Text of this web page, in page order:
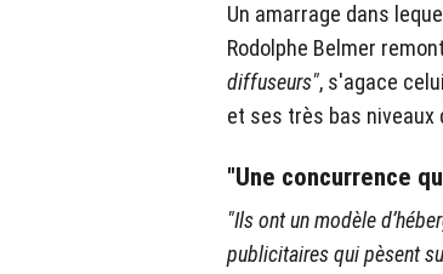
Un amarrage dans
Rodolphe Belmer
diffuseurs", s'agace
et ses très bas niveaux
"Une concurrence
"Ils ont un modèle
publicitaires qui pèsent